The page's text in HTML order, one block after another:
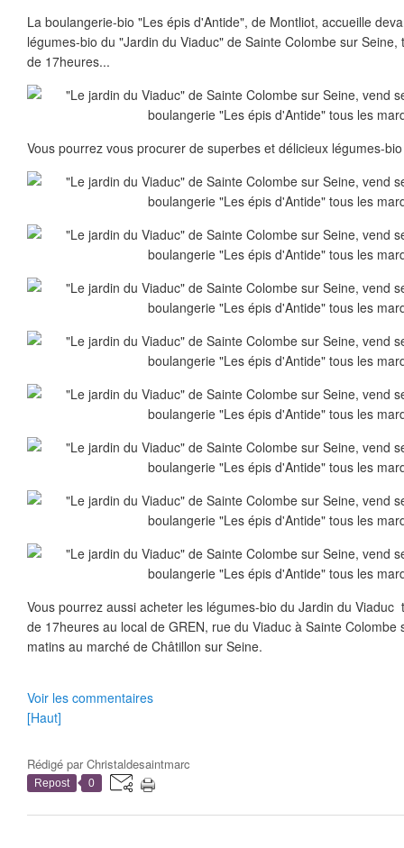
La boulangerie-bio "Les épis d'Antide", de Montliot, accueille
légumes-bio du "Jardin du Viaduc" de Sainte Colombe sur
de 17heures...
Vous pourrez vous procurer de superbes et délicieux légumes-
Vous pourrez aussi acheter les légumes-bio du Jardin du Viaduc
de 17heures au local de GREN, rue du Viaduc à Sainte Colombe
matins au marché de Châtillon sur Seine.
Voir les commentaires
[Haut]
Rédigé parChristaldesaintmarc
Repost 0